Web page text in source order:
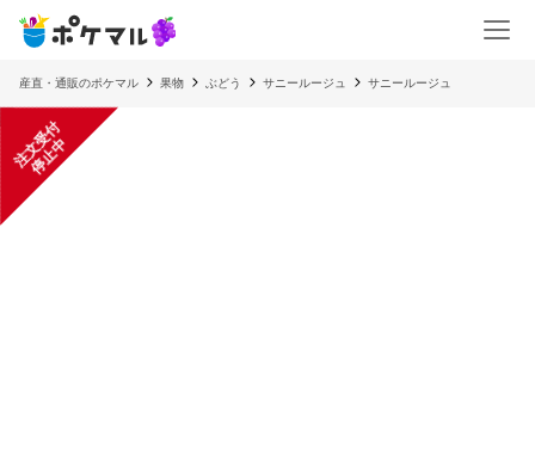
産直・通販のポケマル 果物 ぶどう サニールージュ サニールージュ
注
文
受
付
停
止
中